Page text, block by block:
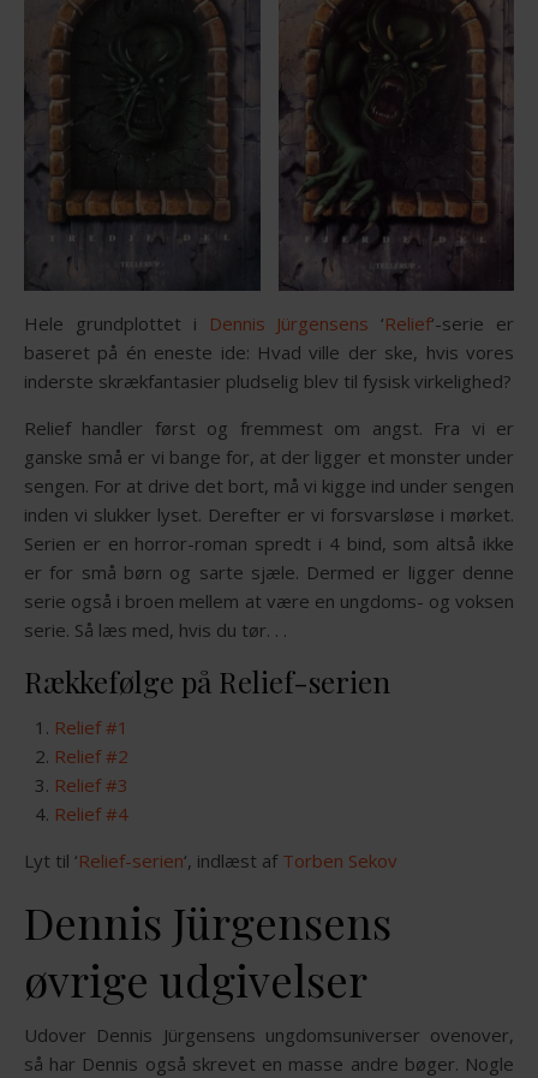
Hele grundplottet i Dennis Jürgensens ‘Relief‘-serie er
baseret på én eneste ide: Hvad ville der ske, hvis vores
inderste skrækfantasier pludselig blev til fysisk virkelighed?
Relief handler først og fremmest om angst. Fra vi er
ganske små er vi bange for, at der ligger et monster under
sengen. For at drive det bort, må vi kigge ind under sengen
inden vi slukker lyset. Derefter er vi forsvarsløse i mørket.
Serien er en horror-roman spredt i 4 bind, som altså ikke
er for små børn og sarte sjæle. Dermed er ligger denne
serie også i broen mellem at være en ungdoms- og voksen
serie. Så læs med, hvis du tør. . .
Rækkefølge på Relief-serien
Relief #1
Relief #2
Relief #3
Relief #4
Lyt til ‘Relief-serien‘, indlæst af Torben Sekov
Dennis Jürgensens
øvrige udgivelser
Udover Dennis Jürgensens ungdomsuniverser ovenover,
så har Dennis også skrevet en masse andre bøger. Nogle